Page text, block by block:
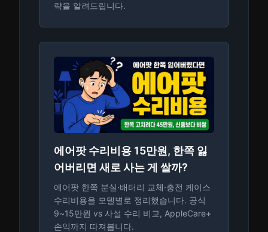
략을 알려드립니다.
에어팟 수리비용 15만원, 한쪽 잃
어버리면 새로 사는 게 쌀까?
에어팟 한쪽 분실·배터리 교체·충전 케이스
수리비용을 모델별로 정리했습니다. 공식
9~15만원 vs 사설 수리 비교, AppleCare+
손익까지 따져봅니다.